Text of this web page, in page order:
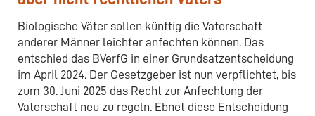
Biologische Väter sollen künftig die Vaterschaft
anderer Männer leichter anfechten können. Das
entschied das BVerfG in einer Grundsatzentscheidung
im April 2024. Der Gesetzgeber ist nun verpflichtet, bis
zum 30. Juni 2025 das Recht zur Anfechtung der
Vaterschaft neu zu regeln. Ebnet diese Entscheidung